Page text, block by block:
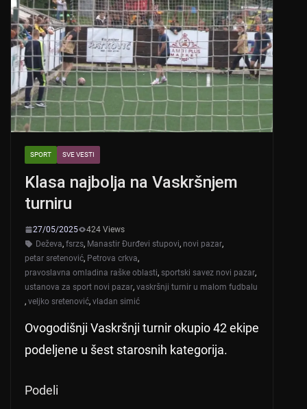
SPORT SVE VESTI
Klasa najbolja na Vaskršnjem
turniru
27/05/2025
424 Views
Deževa, fsrzs, Manastir Đurđevi stupovi, novi pazar,
petar sretenović, Petrova crkva,
pravoslavna omladina raške oblasti, sportski savez novi pazar,
ustanova za sport novi pazar, vaskršnji turnir u malom fudbalu
, veljko sretenović, vladan simić
Ovogodišnji Vaskršnji turnir okupio 42 ekipe
podeljene u šest starosnih kategorija.
Podeli